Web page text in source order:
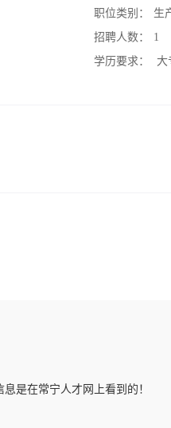
职位类别：
生
招聘人数：
1
学历要求：
大
是在常宁人才网上看到的！